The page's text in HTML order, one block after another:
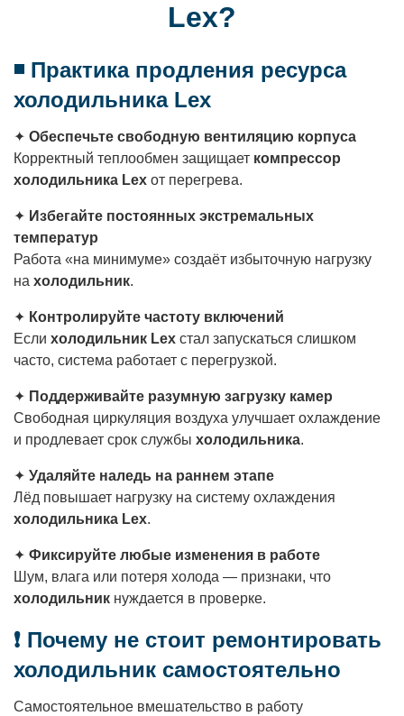
Lex?
◾ Практика продления ресурса
холодильника Lex
✦ Обеспечьте свободную вентиляцию корпуса
Корректный теплообмен защищает компрессор
холодильника Lex от перегрева.
✦ Избегайте постоянных экстремальных
температур
Работа «на минимуме» создаёт избыточную нагрузку
на холодильник.
✦ Контролируйте частоту включений
Если холодильник Lex стал запускаться слишком
часто, система работает с перегрузкой.
✦ Поддерживайте разумную загрузку камер
Свободная циркуляция воздуха улучшает охлаждение
и продлевает срок службы холодильника.
✦ Удаляйте наледь на раннем этапе
Лёд повышает нагрузку на систему охлаждения
холодильника Lex.
✦ Фиксируйте любые изменения в работе
Шум, влага или потеря холода — признаки, что
холодильник нуждается в проверке.
❗ Почему не стоит ремонтировать
холодильник самостоятельно
Самостоятельное вмешательство в работу